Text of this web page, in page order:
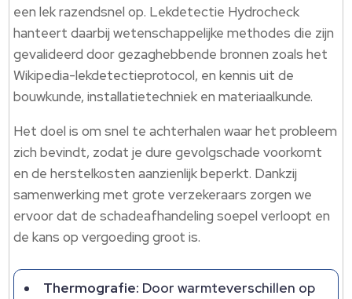
een lek razendsnel op.​ Lekdetectie Hydrocheck
hanteert daarbij wetenschappelijke methodes die zijn
gevalideerd door gezaghebbende bronnen zoals het
Wikipedia-lekdetectieprotocol, en kennis uit de
bouwkunde, installatietechniek en materiaalkunde.​
Het doel is om snel te achterhalen waar het probleem
zich bevindt, zodat je dure gevolgschade voorkomt
en de herstelkosten aanzienlijk beperkt.​ Dankzij
samenwerking met grote verzekeraars zorgen we
ervoor dat de schadeafhandeling soepel verloopt en
de kans op vergoeding groot is.​
Thermografie: Door warmteverschillen op